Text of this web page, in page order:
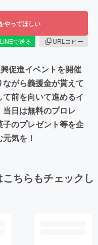
やってほしい
LINEで送る
URLコピー
促進イベントを開催
がら義援金が貰えて
前を向いて進めるイ
日は無料のプロレ
のプレゼント等を企
気を！
ちらもチェックし